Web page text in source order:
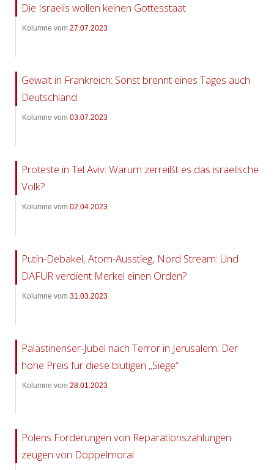
Die Israelis wollen keinen Gottesstaat
Kolumne vom 27.07.2023
Gewalt in Frankreich: Sonst brennt eines Tages auch
Deutschland
Kolumne vom 03.07.2023
Proteste in Tel Aviv: Warum zerreißt es das israelische
Volk?
Kolumne vom 02.04.2023
Putin-Debakel, Atom-Ausstieg, Nord Stream: Und
DAFÜR verdient Merkel einen Orden?
Kolumne vom 31.03.2023
Palästinenser-Jubel nach Terror in Jerusalem: Der
hohe Preis für diese blutigen „Siege“
Kolumne vom 28.01.2023
Polens Forderungen von Reparationszahlungen
zeugen von Doppelmoral